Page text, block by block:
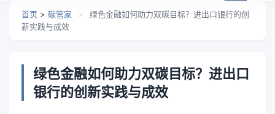
首页 > 碳管家 >
绿色金融如何助力双碳目标？进出口银行的创
新实践与成效
绿色金融如何助力双碳目标？进出口
银行的创新实践与成效